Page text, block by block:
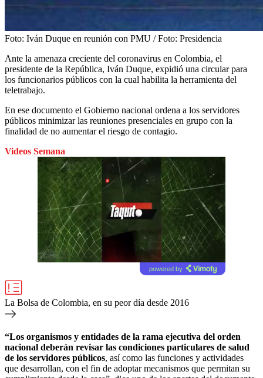
Foto: Iván Duque en reunión con PMU / Foto: Presidencia
Ante la amenaza creciente del coronavirus en Colombia, el
presidente de la República, Iván Duque, expidió una circular para
los funcionarios públicos con la cual habilita la herramienta del
teletrabajo.
En ese documento el Gobierno nacional ordena a los servidores
públicos minimizar las reuniones presenciales en grupo con la
finalidad de no aumentar el riesgo de contagio.
Videos Semana
powered by
La Bolsa de Colombia, en su peor día desde 2016
“Los organismos y entidades de la rama ejecutiva del orden
nacional deberán revisar las condiciones particulares de salud
de los servidores públicos, así como las funciones y actividades
que desarrollan, con el fin de adoptar mecanismos que permitan su